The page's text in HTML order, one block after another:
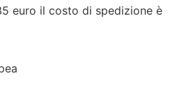
euro il costo di spedizione è